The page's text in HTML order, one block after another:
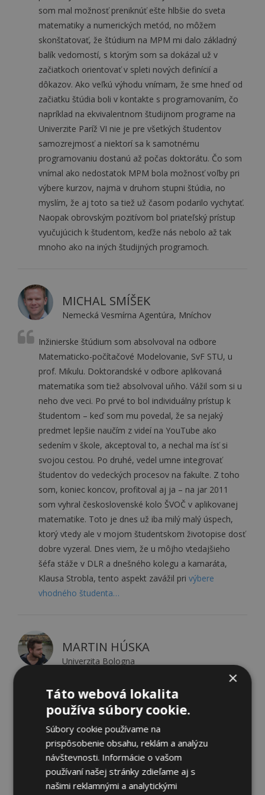
som mal možnosť preniknúť ešte hlbšie do sveta
matematiky a numerických metód, no môžem
skonštatovať, že štúdium na MPM mi dalo základný
balík vedomostí, s ktorým som sa dokázal už v
začiatkoch orientovať v spleti nových definícií a
dôkazov. Ako veľkú výhodu vnímam, že sme hneď od
začiatku štúdia boli v kontakte s programovaním, čo
napríklad na ekvivalentnom študijnom programe na
Univerzite Paríž VI nie je pre všetkých študentov
samozrejmosť a niektorí sa k samotnému
programovaniu dostanú až počas doktorátu. Čo som
vnímal ako nedostatok MPM bola možnosť voľby pri
výbere kurzov, najmä v druhom stupni štúdia, no
myslím, že aj toto sa tiež už časom podarilo vychytať.
Naopak obrovským pozitívom bol priateľský prístup
vyučujúcich k študentom, keďže nás nebolo až tak
mnoho ako na iných študijných programoch.
MICHAL SMÍŠEK
Nemecká Vesmírna Agentúra, Mníchov
Inžinierske štúdium som absolvoval na odbore
Matematicko-počítačové Modelovanie, SvF STU, u
prof. Mikulu. Doktorandské v odbore aplikovaná
matematika som tiež absolvoval uňho. Vážil som si u
neho dve veci. Po prvé to bol individuálny prístup k
študentom – keď som mu povedal, že sa nejaký
predmet lepšie naučím z videí na YouTube ako
sedením v škole, akceptoval to, a nechal ma ísť si
svojou cestou. Po druhé, vedel umne integrovať
študentov do vedeckých procesov na fakulte. Z toho
som, koniec koncov, profitoval aj ja – na jar 2011
som vyhral československé kolo ŠVOČ v aplikovanej
matematike. Toto je dnes už iba milý malý úspech,
ktorý vtedy ale v mojom študentskom životopise dosť
dobre vyzeral. Dnes viem, že u môjho vtedajšieho
šéfa stáže v DLR a dnešného kolegu a kamaráta,
Klausa Strobla, tento aspekt zavážil pri výbere
vhodného študenta…
MARTIN HÚSKA
Univerzita Bologna
Na konci štúdia strednej školy som nebol pevne
rozhodnutý akú vysokú školu a aký odbor by som mal
študovať. Vedel som však, že ani čistá matematika,
ani „hard-core“ programovanie by pre mňa nebolo to
pravé. Nakoniec som sa po dlhom prieskume a čítaní
študijných plánov rozhodol pre MPM. Samotné
štúdium na MPM malo pre mňa viaceré výhody.
Oproti „veľkým“ študijným programom,kde sa niekedy
×
Táto webová lokalita
používa súbory cookie.
Súbory cookie používame na
prispôsobenie obsahu, reklám a analýzu
návštevnosti. Informácie o vašom
používaní našej stránky zdieľame aj s
našimi reklamnými a analytickými